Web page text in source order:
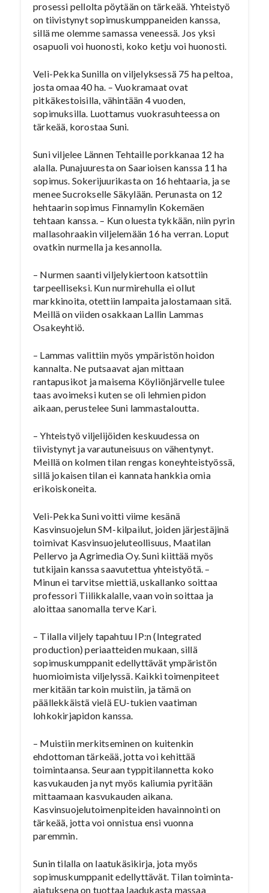
prosessi pellolta pöytään on tärkeää. Yhteistyö
on tiivistynyt sopimuskumppaneiden kanssa,
sillä me olemme samassa veneessä. Jos yksi
osapuoli voi huonosti, koko ketju voi huonosti.
Veli-Pekka Sunilla on viljelyksessä 75 ha peltoa,
josta omaa 40 ha. – Vuokramaat ovat
pitkäkestoisilla, vähintään 4 vuoden,
sopimuksilla. Luottamus vuokrasuhteessa on
tärkeää, korostaa Suni.
Suni viljelee Lännen Tehtaille porkkanaa 12 ha
alalla. Punajuuresta on Saarioisen kanssa 11 ha
sopimus. Sokerijuurikasta on 16 hehtaaria, ja se
menee Sucrokselle Säkylään. Perunasta on 12
hehtaarin sopimus Finnamylin Kokemäen
tehtaan kanssa. – Kun oluesta tykkään, niin pyrin
mallasohraakin viljelemään 16 ha verran. Loput
ovatkin nurmella ja kesannolla.
– Nurmen saanti viljelykiertoon katsottiin
tarpeelliseksi. Kun nurmirehulla ei ollut
markkinoita, otettiin lampaita jalostamaan sitä.
Meillä on viiden osakkaan Lallin Lammas
Osakeyhtiö.
– Lammas valittiin myös ympäristön hoidon
kannalta. Ne putsaavat ajan mittaan
rantapusikot ja maisema Köyliönjärvelle tulee
taas avoimeksi kuten se oli lehmien pidon
aikaan, perustelee Suni lammastaloutta.
– Yhteistyö viljelijöiden keskuudessa on
tiivistynyt ja varautuneisuus on vähentynyt.
Meillä on kolmen tilan rengas koneyhteistyössä,
sillä jokaisen tilan ei kannata hankkia omia
erikoiskoneita.
Veli-Pekka Suni voitti viime kesänä
Kasvinsuojelun SM-kilpailut, joiden järjestäjinä
toimivat Kasvinsuojeluteollisuus, Maatilan
Pellervo ja Agrimedia Oy. Suni kiittää myös
tutkijain kanssa saavutettua yhteistyötä. –
Minun ei tarvitse miettiä, uskallanko soittaa
professori Tiilikkalalle, vaan voin soittaa ja
aloittaa sanomalla terve Kari.
– Tilalla viljely tapahtuu IP:n (Integrated
production) periaatteiden mukaan, sillä
sopimuskumppanit edellyttävät ympäristön
huomioimista viljelyssä. Kaikki toimenpiteet
merkitään tarkoin muistiin, ja tämä on
päällekkäistä vielä EU-tukien vaatiman
lohkokirjapidon kanssa.
– Muistiin merkitseminen on kuitenkin
ehdottoman tärkeää, jotta voi kehittää
toimintaansa. Seuraan typpitilannetta koko
kasvukauden ja nyt myös kaliumia pyritään
mittaamaan kasvukauden aikana.
Kasvinsuojelutoimenpiteiden havainnointi on
tärkeää, jotta voi onnistua ensi vuonna
paremmin.
Sunin tilalla on laatukäsikirja, jota myös
sopimuskumppanit edellyttävät. Tilan toiminta-
ajatuksena on tuottaa laadukasta massaa